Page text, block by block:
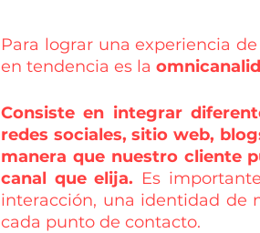
Para lograr una experiencia
en tendencia es la
Consiste en integrar
redes sociales, sitio web,
manera que nuestro cliente
canal que elija. Es
interacción, una identidad de
cada punto de contacto.